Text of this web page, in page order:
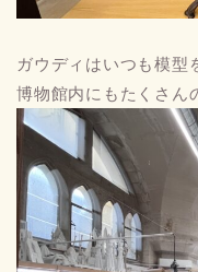
ガウディはいつも模型
博物館内にもたくさん